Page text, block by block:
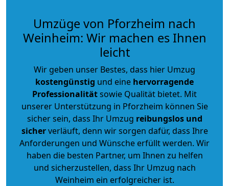
Umzüge von Pforzheim nach
Weinheim: Wir machen es Ihnen
leicht
Wir geben unser Bestes, dass hier Umzug
kostengünstig und eine hervorragende
Professionalitätsowie Qualität bietet. Mit
unserer Unterstützung in Pforzheim können Sie
sicher sein, dass Ihr Umzug reibungslos und
sicherverläuft, denn wir sorgen dafür, dass Ihre
Anforderungen und Wünsche erfüllt werden. Wir
haben die besten Partner, um Ihnen zu helfen
und sicherzustellen, dass Ihr Umzug nach
Weinheim ein erfolgreicher ist.